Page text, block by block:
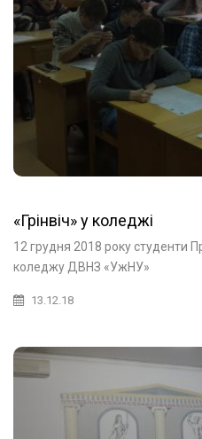
«Грінвіч» у коледжі
12 грудня 2018 року студенти
коледжу ДВНЗ «УжНУ»
13.12.18